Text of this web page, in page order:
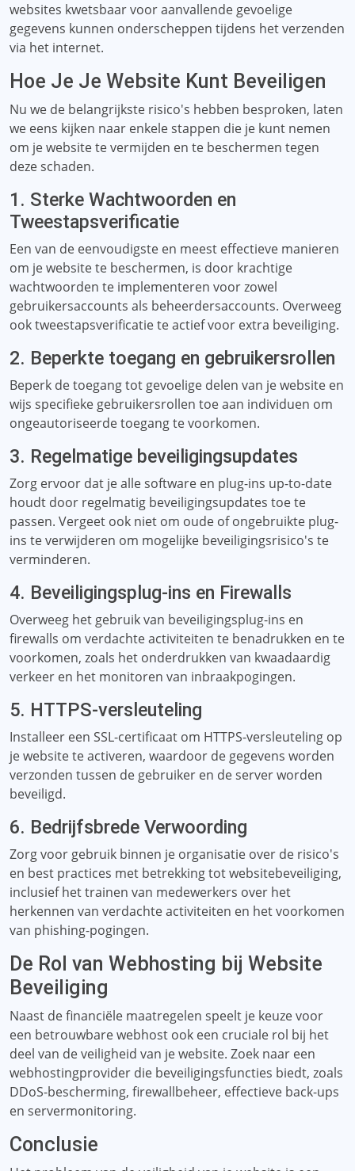
websites kwetsbaar voor aanvallende gevoelige
gegevens kunnen onderscheppen tijdens het verzenden
via het internet.
Hoe Je Je Website Kunt Beveiligen
Nu we de belangrijkste risico's hebben besproken, laten
we eens kijken naar enkele stappen die je kunt nemen
om je website te vermijden en te beschermen tegen
deze schaden.
1. Sterke Wachtwoorden en
Tweestapsverificatie
Een van de eenvoudigste en meest effectieve manieren
om je website te beschermen, is door krachtige
wachtwoorden te implementeren voor zowel
gebruikersaccounts als beheerdersaccounts. Overweeg
ook tweestapsverificatie te actief voor extra beveiliging.
2. Beperkte toegang en gebruikersrollen
Beperk de toegang tot gevoelige delen van je website en
wijs specifieke gebruikersrollen toe aan individuen om
ongeautoriseerde toegang te voorkomen.
3. Regelmatige beveiligingsupdates
Zorg ervoor dat je alle software en plug-ins up-to-date
houdt door regelmatig beveiligingsupdates toe te
passen. Vergeet ook niet om oude of ongebruikte plug-
ins te verwijderen om mogelijke beveiligingsrisico's te
verminderen.
4. Beveiligingsplug-ins en Firewalls
Overweeg het gebruik van beveiligingsplug-ins en
firewalls om verdachte activiteiten te benadrukken en te
voorkomen, zoals het onderdrukken van kwaadaardig
verkeer en het monitoren van inbraakpogingen.
5. HTTPS-versleuteling
Installeer een SSL-certificaat om HTTPS-versleuteling op
je website te activeren, waardoor de gegevens worden
verzonden tussen de gebruiker en de server worden
beveiligd.
6. Bedrijfsbrede Verwoording
Zorg voor gebruik binnen je organisatie over de risico's
en best practices met betrekking tot websitebeveiliging,
inclusief het trainen van medewerkers over het
herkennen van verdachte activiteiten en het voorkomen
van phishing-pogingen.
De Rol van Webhosting bij Website
Beveiliging
Naast de financiële maatregelen speelt je keuze voor
een betrouwbare webhost ook een cruciale rol bij het
deel van de veiligheid van je website. Zoek naar een
webhostingprovider die beveiligingsfuncties biedt, zoals
DDoS-bescherming, firewallbeheer, effectieve back-ups
en servermonitoring.
Conclusie